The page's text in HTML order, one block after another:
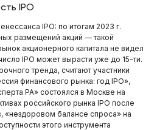
IPO
IPO: по итогам 2023 г.
размещений акций — такой
акционерного капитала не видел
IPO может вырасти уже до 15-ти.
тренда, считают участники
финансового рынка: год IPO»,
РА» состоялся в Москве на
российского рынка IPO после
«нездоровом балансе спроса» на
этого инструмента